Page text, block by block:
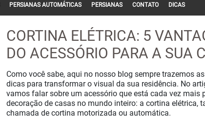
PERSIANAS AUTOMÁTICAS PERSIANAS
PVC
PERSIANAS DE MADEIRA
PERSIANA ROLÔ COM BANDÔ
PERSIANA ROLO COM GUIA
CONTATO DICAS
CORTINA ELÉTRICA: 5
DO ACESSÓRIO PARA A SUA
Como você sabe, aqui no nosso blog sempre trazemos
dicas para transformar o visual da sua residência. No
vamos falar sobre um acessório que está cada vez mais
decoração de casas no mundo inteiro: a cortina elétrica,
chamada de cortina motorizada ou automática.